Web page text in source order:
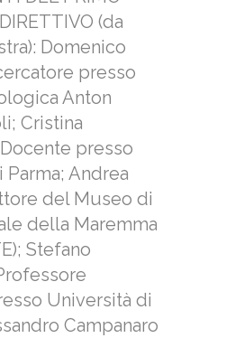
(da
Domenico
presso
Anton
Cristina
presso
Andrea
del Museo di
della Maremma
Stefano
Università di
Campanaro